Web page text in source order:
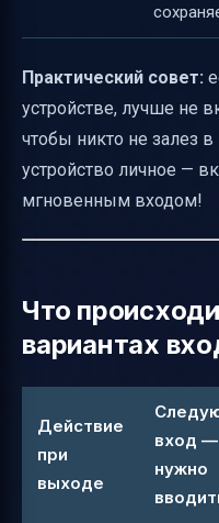
Практический совет:
устройстве, лучше не
чтобы никто не залез
устройство личное —
мгновенным входом!
Что
вариантах
Действие
при
выходе
вход —
нужно